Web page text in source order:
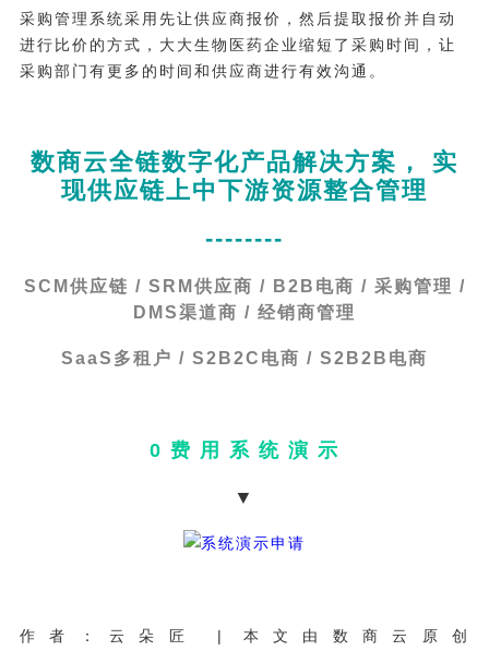
采购管理系统采用先让供应商报价，然后提取报价并自动
进行比价的方式，大大生物医药企业缩短了采购时间，让
采购部门有更多的时间和供应商进行有效沟通。
数商云全链数字化产品解决方案， 实
现供应链上中下游资源整合管理
--------
SCM供应链 / SRM供应商 / B2B电商 / 采购管理 /
DMS渠道商 / 经销商管理
SaaS多租户 / S2B2C电商 / S2B2B电商
0 费 用 系 统 演 示
▼
作者：云朵匠 | 本文由数商云原创